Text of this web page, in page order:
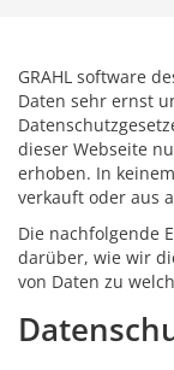
GRAHL software
Daten sehr ernst
dieser Webseite
erhoben. In
verkauft oder aus
Die nachfolgende
darüber, wie wir
von Daten zu